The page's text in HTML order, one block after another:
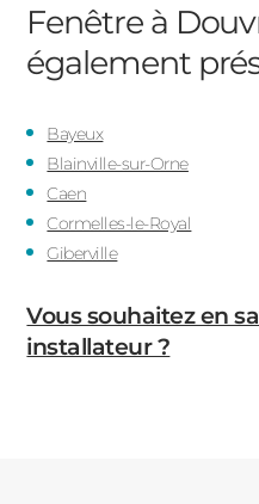
Fenêtre à
également
Bayeux
Blainville-sur-Orne
Caen
Cormelles-le-Royal
Giberville
Vous souhaitez en
installateur ?